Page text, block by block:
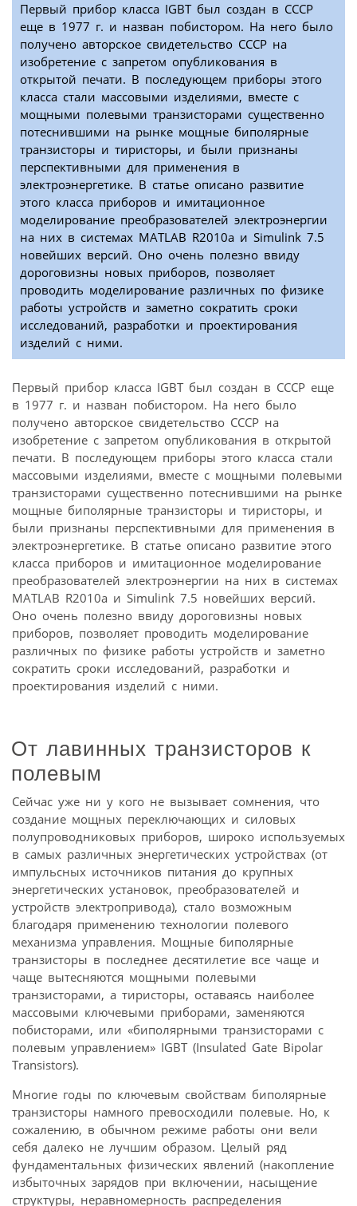
Первый прибор класса IGBT был создан в СССР
еще в 1977 г. и назван побистором. На него было
получено авторское свидетельство СССР на
изобретение с запретом опубликования в
открытой печати. В последующем приборы этого
класса стали массовыми изделиями, вместе с
мощными полевыми транзисторами существенно
потеснившими на рынке мощные биполярные
транзисторы и тиристоры, и были признаны
перспективными для применения в
электроэнергетике. В статье описано развитие
этого класса приборов и имитационное
моделирование преобразователей электроэнергии
на них в системах MATLAB R2010a и Simulink 7.5
новейших версий. Оно очень полезно ввиду
дороговизны новых приборов, позволяет
проводить моделирование различных по физике
работы устройств и заметно сократить сроки
исследований, разработки и проектирования
изделий с ними.
Первый прибор класса IGBT был создан в СССР еще
в 1977 г. и назван побистором. На него было
получено авторское свидетельство СССР на
изобретение с запретом опубликования в открытой
печати. В последующем приборы этого класса стали
массовыми изделиями, вместе с мощными полевыми
транзисторами существенно потеснившими на рынке
мощные биполярные транзисторы и тиристоры, и
были признаны перспективными для применения в
электроэнергетике. В статье описано развитие этого
класса приборов и имитационное моделирование
преобразователей электроэнергии на них в системах
MATLAB R2010a и Simulink 7.5 новейших версий.
Оно очень полезно ввиду дороговизны новых
приборов, позволяет проводить моделирование
различных по физике работы устройств и заметно
сократить сроки исследований, разработки и
проектирования изделий с ними.
От лавинных транзисторов к
полевым
Сейчас уже ни у кого не вызывает сомнения, что
создание мощных переключающих и силовых
полупроводниковых приборов, широко используемых
в самых различных энергетических устройствах (от
импульсных источников питания до крупных
энергетических установок, преобразователей и
устройств электропривода), стало возможным
благодаря применению технологии полевого
механизма управления. Мощные биполярные
транзисторы в последнее десятилетие все чаще и
чаще вытесняются мощными полевыми
транзисторами, а тиристоры, оставаясь наиболее
массовыми ключевыми приборами, заменяются
побисторами, или «биполярными транзисторами с
полевым управлением» IGBT (Insulated Gate Bipolar
Transistors).
Многие годы по ключевым свойствам биполярные
транзисторы намного превосходили полевые. Но, к
сожалению, в обычном режиме работы они вели
себя далеко не лучшим образом. Целый ряд
фундаментальных физических явлений (накопление
избыточных зарядов при включении, насыщение
структуры, неравномерность распределения